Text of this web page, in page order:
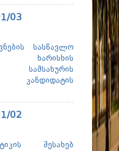
03
სასწავლო
ხარისხის
სამსახურის
კანდიდატის
02
შესახებ